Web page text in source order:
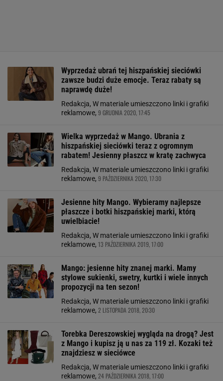
Wyprzedaż ubrań tej hiszpańskiej sieciówki
zawsze budzi duże emocje. Teraz rabaty są
naprawdę duże!
Redakcja, W materiale umieszczono linki i grafiki
reklamowe, 9 GRUDNIA 2020, 17:45
Wielka wyprzedaż w Mango. Ubrania z
hiszpańskiej sieciówki teraz z ogromnym
rabatem! Jesienny płaszcz w kratę zachwyca
Redakcja, W materiale umieszczono linki i grafiki
reklamowe, 9 PAŹDZIERNIKA 2020, 17:30
Jesienne hity Mango. Wybieramy najlepsze
płaszcze i botki hiszpańskiej marki, którą
uwielbiacie!
Redakcja, W materiale umieszczono linki i grafiki
reklamowe, 13 PAŹDZIERNIKA 2019, 17:00
Mango: jesienne hity znanej marki. Mamy
stylowe sukienki, swetry, kurtki i wiele innych
propozycji na ten sezon!
Redakcja, W materiale umieszczono linki i grafiki
reklamowe, 2 LISTOPADA 2018, 20:30
Torebka Dereszowskiej wygląda na drogą? Jest
z Mango i kupisz ją u nas za 119 zł. Kozaki też
znajdziesz w sieciówce
Redakcja, W materiale umieszczono linki i grafiki
reklamowe, 24 PAŹDZIERNIKA 2018, 17:00